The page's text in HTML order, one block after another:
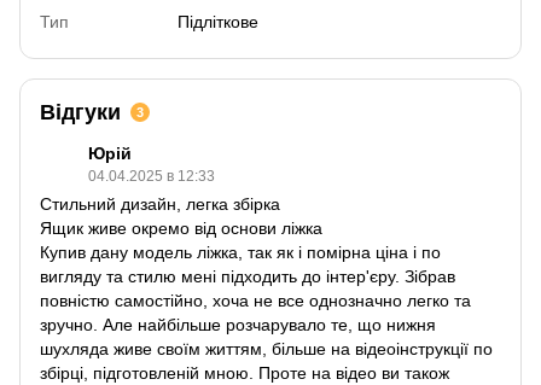
Тип Підліткове
Відгуки 3
Юрій
04.04.2025 в 12:33
Стильний дизайн, легка збірка
Ящик живе окремо від основи ліжка
Купив дану модель ліжка, так як і помірна ціна і по
вигляду та стилю мені підходить до інтер'єру. Зібрав
повністю самостійно, хоча не все однозначно легко та
зручно. Але найбільше розчарувало те, що нижня
шухляда живе своїм життям, більше на відеоінструкції по
збірці, підготовленій мною. Проте на відео ви також